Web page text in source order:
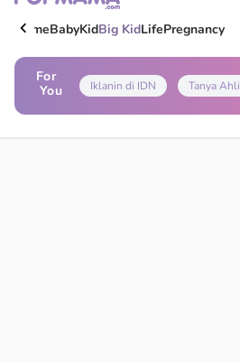
HomeBabyKidBig KidLifePregnancy
For
You
Iklanin di IDN Tanya Ahli